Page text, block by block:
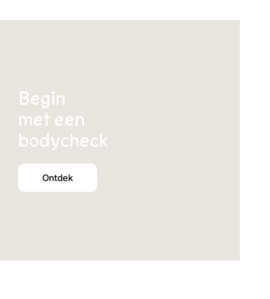
Begin
met een
bodycheck
Ontdek